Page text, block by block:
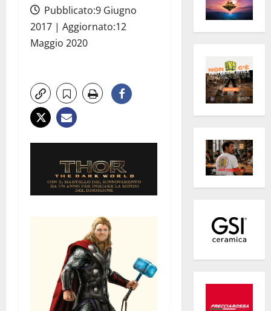
Pubblicato:9 Giugno
2017 | Aggiornato:12
Maggio 2020